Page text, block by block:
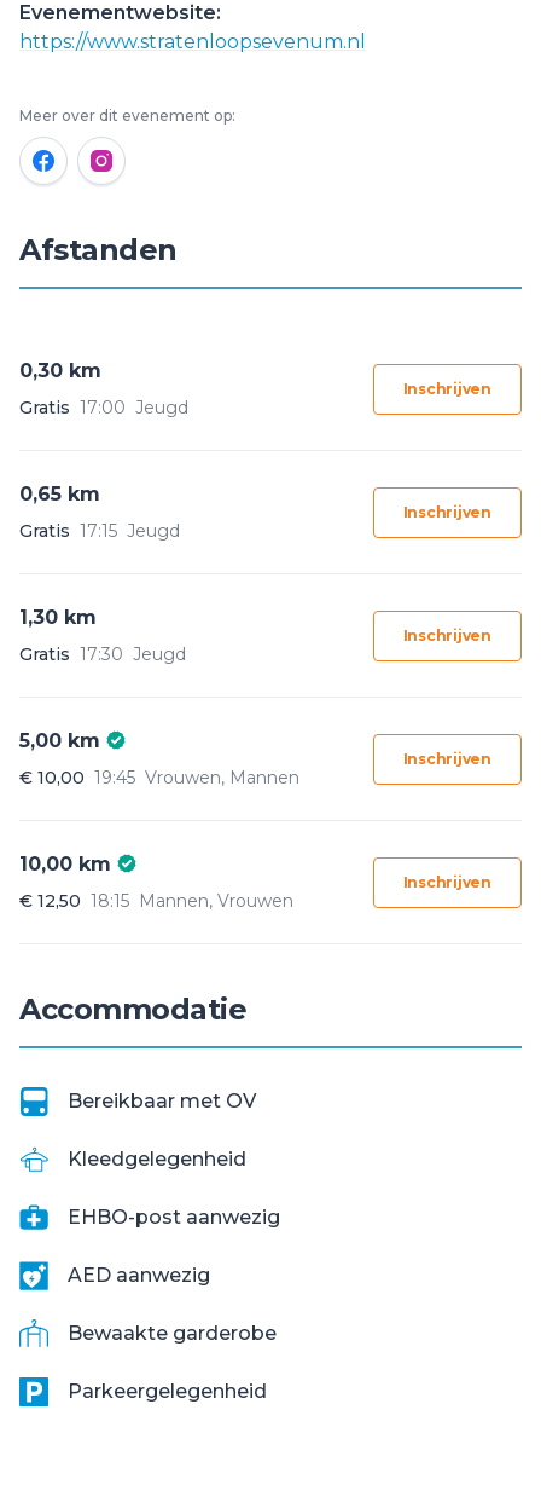
Evenementwebsite:
https://www.stratenloopsevenum.nl
Meer over dit evenement op:
Afstanden
0,30 km
17:00 Jeugd
Gratis
Inschrijven
0,65 km
17:15 Jeugd
Gratis
Inschrijven
1,30 km
17:30 Jeugd
Gratis
Inschrijven
5,00 km
19:45 Vrouwen, Mannen
€ 10,00
Inschrijven
10,00 km
18:15 Mannen, Vrouwen
€ 12,50
Inschrijven
Accommodatie
Bereikbaar met OV
Kleedgelegenheid
EHBO-post aanwezig
AED aanwezig
Bewaakte garderobe
Parkeergelegenheid